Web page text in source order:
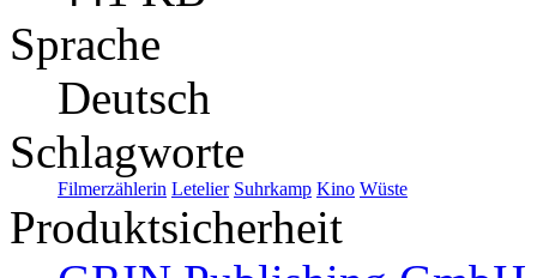
Sprache
Deutsch
Schlagworte
Filmerzählerin Letelier Suhrkamp Kino Wüste
Produktsicherheit